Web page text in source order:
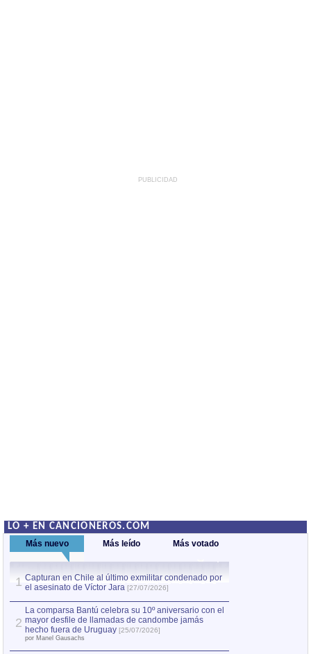
PUBLICIDAD
LO + EN CANCIONEROS.COM
Más nuevo Más leído Más votado
1 Capturan en Chile al último exmilitar condenado por
el asesinato de Víctor Jara [27/07/2026]
2
La comparsa Bantú celebra su 10º aniversario con el
mayor desfile de llamadas de candombe jamás
hecho fuera de Uruguay [25/07/2026]
por Manel Gausachs